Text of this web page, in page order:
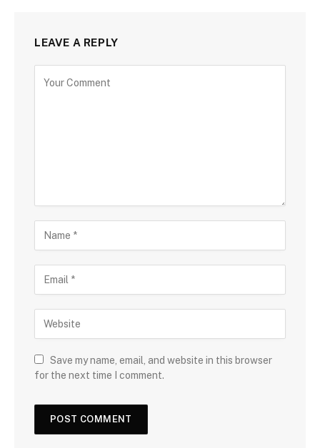
LEAVE A REPLY
Save my name, email, and website in this browser
for the next time I comment.